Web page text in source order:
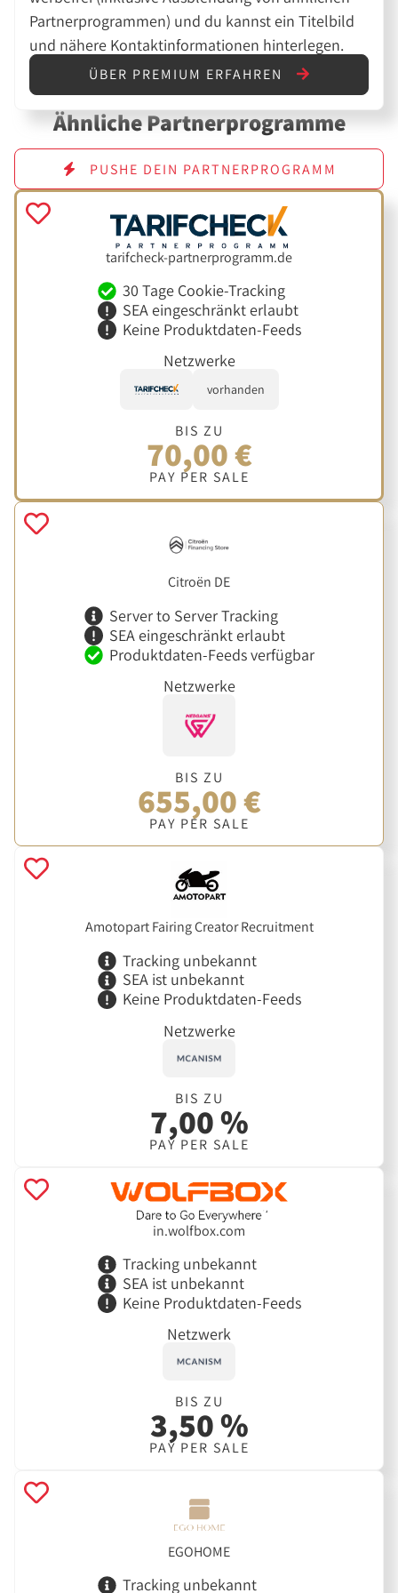
Partnerprogrammen) und du kannst ein Titelbild
und nähere Kontaktinformationen hinterlegen.
ÜBER PREMIUM ERFAHREN
Ähnliche Partnerprogramme
PUSHE DEIN PARTNERPROGRAMM
tarifcheck-partnerprogramm.de
30 Tage Cookie-Tracking
SEA eingeschränkt erlaubt
Keine Produktdaten-Feeds
Netzwerke
vorhanden
BIS ZU
70,00 €
PAY PER SALE
Citroën DE
Server to Server Tracking
SEA eingeschränkt erlaubt
Produktdaten-Feeds verfügbar
Netzwerke
BIS ZU
655,00 €
PAY PER SALE
Amotopart Fairing Creator Recruitment
Tracking unbekannt
SEA ist unbekannt
Keine Produktdaten-Feeds
Netzwerke
BIS ZU
7,00 %
PAY PER SALE
in.wolfbox.com
Tracking unbekannt
SEA ist unbekannt
Keine Produktdaten-Feeds
Netzwerk
BIS ZU
3,50 %
PAY PER SALE
EGOHOME
Tracking unbekannt